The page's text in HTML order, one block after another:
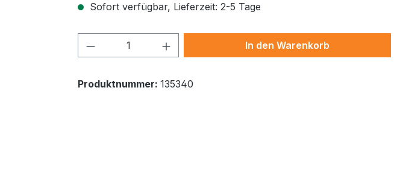
Sofort verfügbar, Lieferzeit: 2-5 Tage
Produkt Anzahl: Gib den gewünschten Wert
In den Warenkorb
Produktnummer: 135340